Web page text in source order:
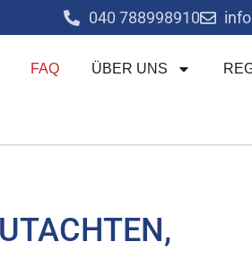
040 788998910
FAQ ÜBER UNS